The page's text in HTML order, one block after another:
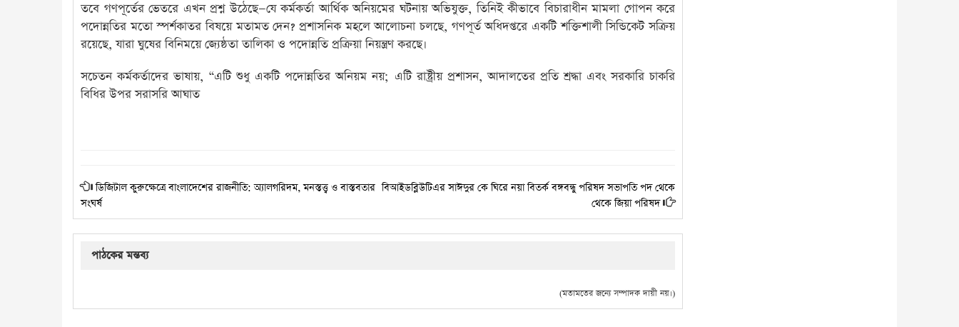
তবে গণপূর্তের ভেতরে এখন প্রশ্ন উঠেছে—যে কর্মকর্তা আর্থিক অনিয়মের ঘটনায় অভিযুক্ত, তিনিই কীভাবে বিচারাধীন মামলা গোপন করে
পদোন্নতির মতো স্পর্শকাতর বিষয়ে মতামত দেন? প্রশাসনিক মহলে আলোচনা চলছে, গণপূর্ত অধিদপ্তরে একটি শক্তিশালী সিন্ডিকেট সক্রিয়
রয়েছে, যারা ঘুষের বিনিময়ে জ্যেষ্ঠতা তালিকা ও পদোন্নতি প্রক্রিয়া নিয়ন্ত্রণ করছে।
সচেতন কর্মকর্তাদের ভাষায়, “এটি শুধু একটি পদোন্নতির অনিয়ম নয়; এটি রাষ্ট্রীয় প্রশাসন, আদালতের প্রতি শ্রদ্ধা এবং সরকারি চাকরি
বিধির উপর সরাসরি আঘাত
ডিজিটাল কুরুক্ষেত্রে বাংলাদেশের রাজনীতি: অ্যালগরিদম, মনস্তত্ত্ব ও বাস্তবতার
সংঘর্ষ
বিআইডব্লিউটিএর সাঈদুর কে ঘিরে নয়া বিতর্ক বঙ্গবন্ধু পরিষদ সভাপতি পদ থেকে
থেকে জিয়া পরিষদ
পাঠকের মন্তব্য
(মতামতের জন্যে সম্পাদক দায়ী নয়।)